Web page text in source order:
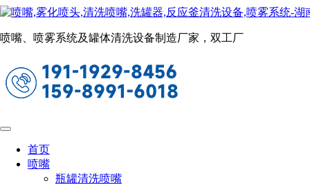
喷嘴、喷雾系统及罐体清洗设备制造厂家，双工厂
首页
喷嘴
瓶罐清洗喷嘴
造纸喷嘴